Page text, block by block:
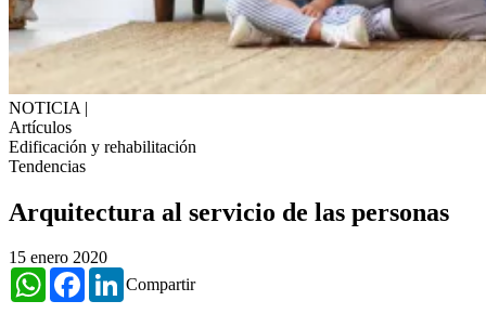
NOTICIA |
Artículos
Edificación y rehabilitación
Tendencias
Arquitectura al servicio de las personas
15 enero 2020
Compartir
WhatsAppFacebookLinkedIn